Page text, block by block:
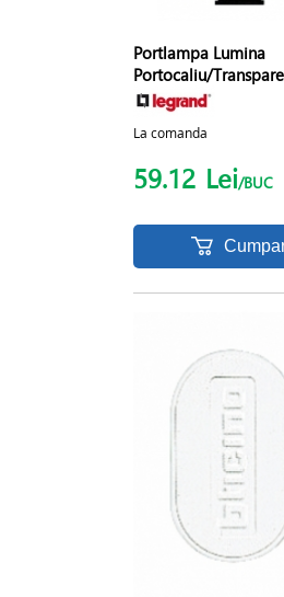
Portlampa Lumina
Portocaliu/
La comanda
59.12 Lei/BUC